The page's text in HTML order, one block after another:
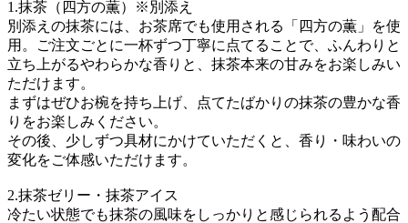
1.抹茶（四方の薫）※別添え
別添えの抹茶には、お茶席でも使用される「四方の薫」を使
用。ご注文ごとに一杯ずつ丁寧に点てることで、ふんわりと
立ち上がるやわらかな香りと、抹茶本来の甘みをお楽しみい
ただけます。
まずはぜひお椀を持ち上げ、点てたばかりの抹茶の豊かな香
りをお楽しみください。
その後、少しずつ具材にかけていただくと、香り・味わいの
変化をご体感いただけます。
2.抹茶ゼリー・抹茶アイス
冷たい状態でも抹茶の風味をしっかりと感じられるよう配合